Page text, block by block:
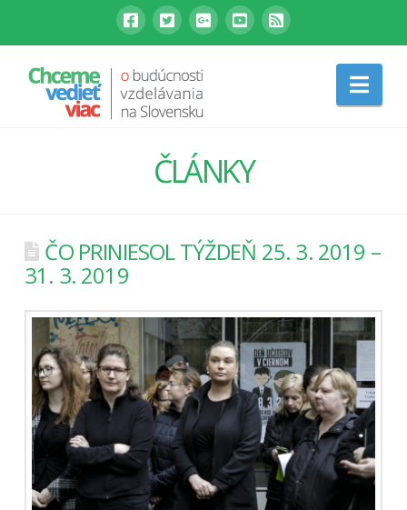
ČLÁNKY
ČO PRINIESOL TÝŽDEŇ 25. 3. 2019 –
31. 3. 2019